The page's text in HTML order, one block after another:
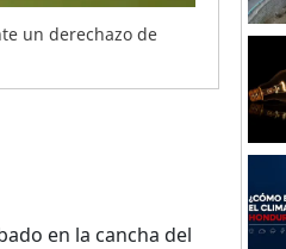
un derechazo de
en la cancha del